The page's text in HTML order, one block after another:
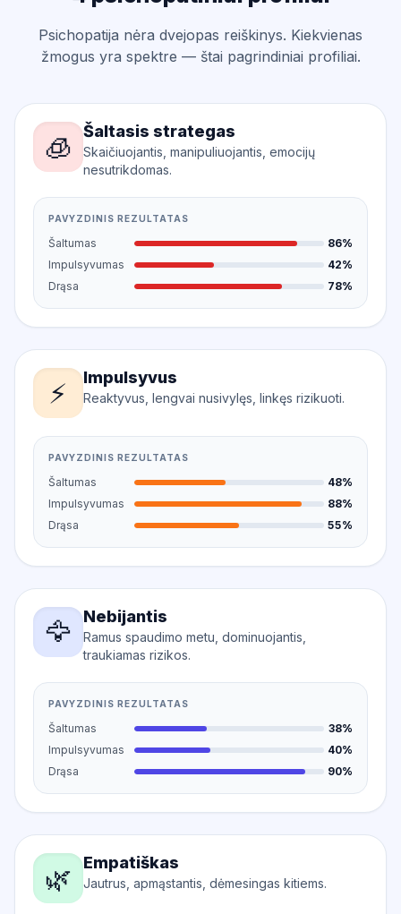
Psichopatija nėra dvejopas reiškinys. Kiekvienas
žmogus yra spektre — štai pagrindiniai profiliai.
🧊 Šaltasis strategas
Skaičiuojantis, manipuliuojantis, emocijų
nesutrikdomas.
PAVYZDINIS REZULTATAS
Šaltumas
86%
Impulsyvumas
42%
Drąsa
78%
⚡ Impulsyvus
Reaktyvus, lengvai nusivylęs, linkęs rizikuoti.
PAVYZDINIS REZULTATAS
Šaltumas
48%
Impulsyvumas
88%
Drąsa
55%
🦅 Nebijantis
Ramus spaudimo metu, dominuojantis,
traukiamas rizikos.
PAVYZDINIS REZULTATAS
Šaltumas
38%
Impulsyvumas
40%
Drąsa
90%
🌿 Empatiškas
Jautrus, apmąstantis, dėmesingas kitiems.